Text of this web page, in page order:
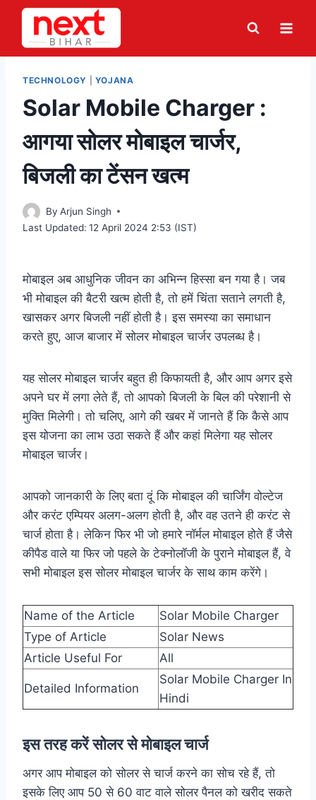
Skip
content
TECHNOLOGY YOJANA
Solar Mobile Charger :
आगया सोलर मोबाइल चार्जर,
बिजली का टेंसन खत्म
By Arjun Singh
Last Updated: 12 April 2024 2:53 (IST)
मोबाइल अब आधुनिक जीवन का अभिन्न हिस्सा बन गया है। जब
भी मोबाइल की बैटरी खत्म होती है, तो हमें चिंता सताने लगती है,
खासकर अगर बिजली नहीं होती है। इस समस्या का समाधान
करते हुए, आज बाजार में सोलर मोबाइल चार्जर उपलब्ध है।
यह सोलर मोबाइल चार्जर बहुत ही किफायती है, और आप अगर इसे
अपने घर में लगा लेते हैं, तो आपको बिजली के बिल की परेशानी से
मुक्ति मिलेगी। तो चलिए, आगे की खबर में जानते हैं कि कैसे आप
इस योजना का लाभ उठा सकते हैं और कहां मिलेगा यह सोलर
मोबाइल चार्जर।
आपको जानकारी के लिए बता दूं कि मोबाइल की चार्जिंग वोल्टेज
और करंट एम्पियर अलग-अलग होती है, और वह उतने ही करंट से
चार्ज होता है। लेकिन फिर भी जो हमारे नॉर्मल मोबाइल होते हैं जैसे
कीपैड वाले या फिर जो पहले के टेक्नोलॉजी के पुराने मोबाइल हैं, वे
सभी मोबाइल इस सोलर मोबाइल चार्जर के साथ काम करेंगे।
Name of the Article
Solar Mobile Charger
Type of Article
Solar News
Article Useful For
All
Detailed Information
Solar Mobile Charger In
Hindi
इस तरह करें सोलर से मोबाइल चार्ज
अगर आप मोबाइल को सोलर से चार्ज करने का सोच रहे हैं, तो
इसके लिए आप 50 से 60 वाट वाले सोलर पैनल को खरीद सकते